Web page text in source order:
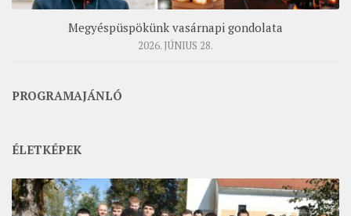
Megyéspüspökünk vasárnapi gondolata
2026. JÚNIUS 28.
PROGRAMAJÁNLÓ
ÉLETKÉPEK